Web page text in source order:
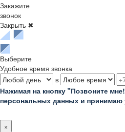
Закажите
звонок
Закрыть ✖
Выберите
Удобное время звонка
в
Нажимая на кнопку "Позвоните
персональных данных и принимаю
×